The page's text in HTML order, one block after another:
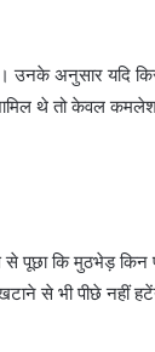
उनके अनुसार यदि
थे तो केवल कमलेश
पूछा कि मुठभेड़ किन
से भी पीछे नहीं